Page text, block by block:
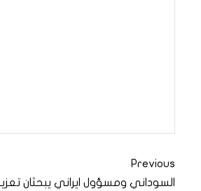
Previous
السوداني ومسؤول ايراني يبحثان